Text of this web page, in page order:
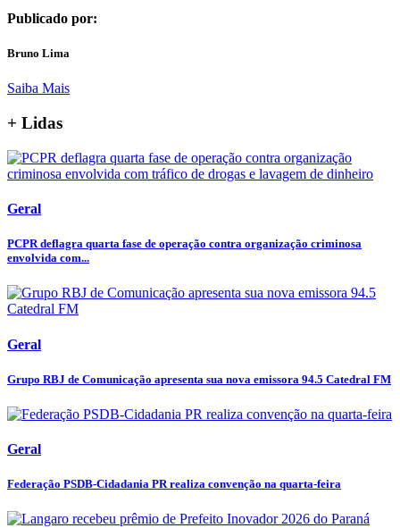
Publicado por:
Bruno Lima
Saiba Mais
+ Lidas
Geral
PCPR deflagra quarta fase de operação contra organização criminosa
envolvida com...
Geral
Grupo RBJ de Comunicação apresenta sua nova emissora 94.5 Catedral FM
Geral
Federação PSDB-Cidadania PR realiza convenção na quarta-feira